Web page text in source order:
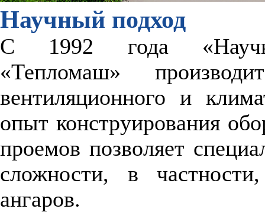
Научный подход
С 1992 года «Научно-
«Тепломаш»
вентиляционного и
опыт конструирования
проемов позволяет
сложности, в
ангаров.